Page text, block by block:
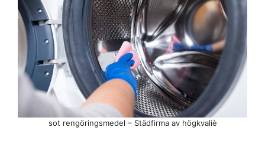
sot rengöringsmedel – Städfirma av högkvaliè